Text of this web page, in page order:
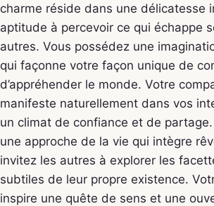
charme réside dans une délicatesse
aptitude à percevoir ce qui échappe
autres. Vous possédez une
qui façonne votre façon unique de
d’appréhender le monde. Votre
manifeste naturellement dans vos
un climat de confiance et de
une approche de la vie qui intègre
invitez les autres à explorer les
subtiles de leur propre existence.
inspire une quête de sens et une